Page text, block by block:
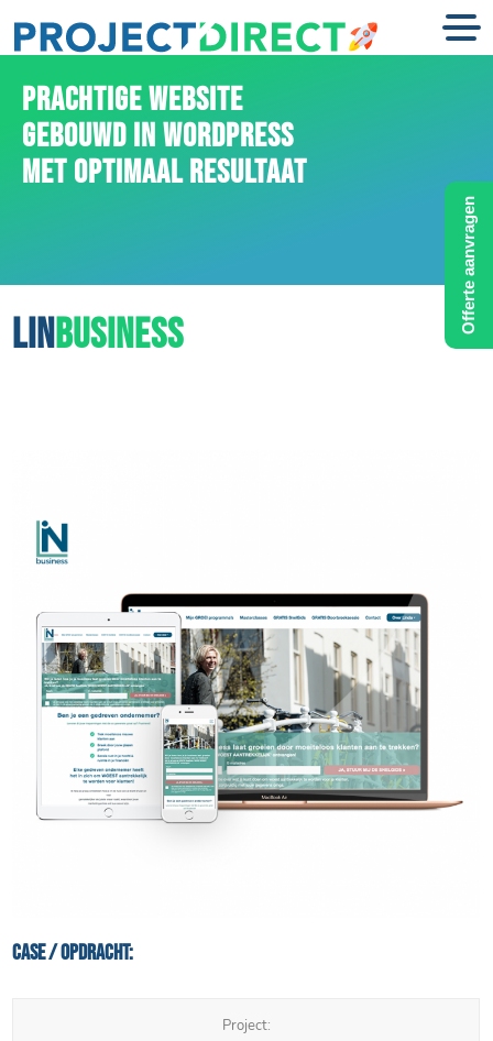
PRACHTIGE WEBSITE
GEBOUWD IN WORDPRESS
MET OPTIMAAL RESULTAAT
LINBUSINESS
Case / Opdracht:
Project:
Offerte aanvragen